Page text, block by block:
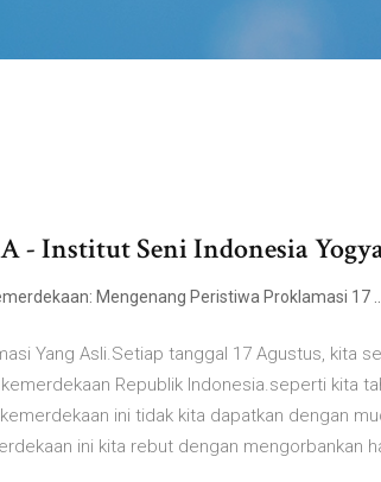
- Institut Seni Indonesia
Mengenang Peristiwa Proklamasi 17 ...
Yang Asli.Setiap tanggal 17 Agustus, kita
Republik Indonesia.seperti kita
ini tidak kita dapatkan dengan
ini kita rebut dengan mengorbankan